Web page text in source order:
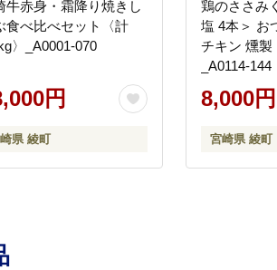
牛赤身・霜降り焼きし
食べ比べセット〈計
〉_A0001-070
円
県 綾町
鶏のささみ
塩 4本＞ お
チキン 燻製
_A0114-144
8,000円
宮崎県 綾町